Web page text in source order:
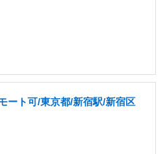
ート可/東京都/新宿駅/新宿区